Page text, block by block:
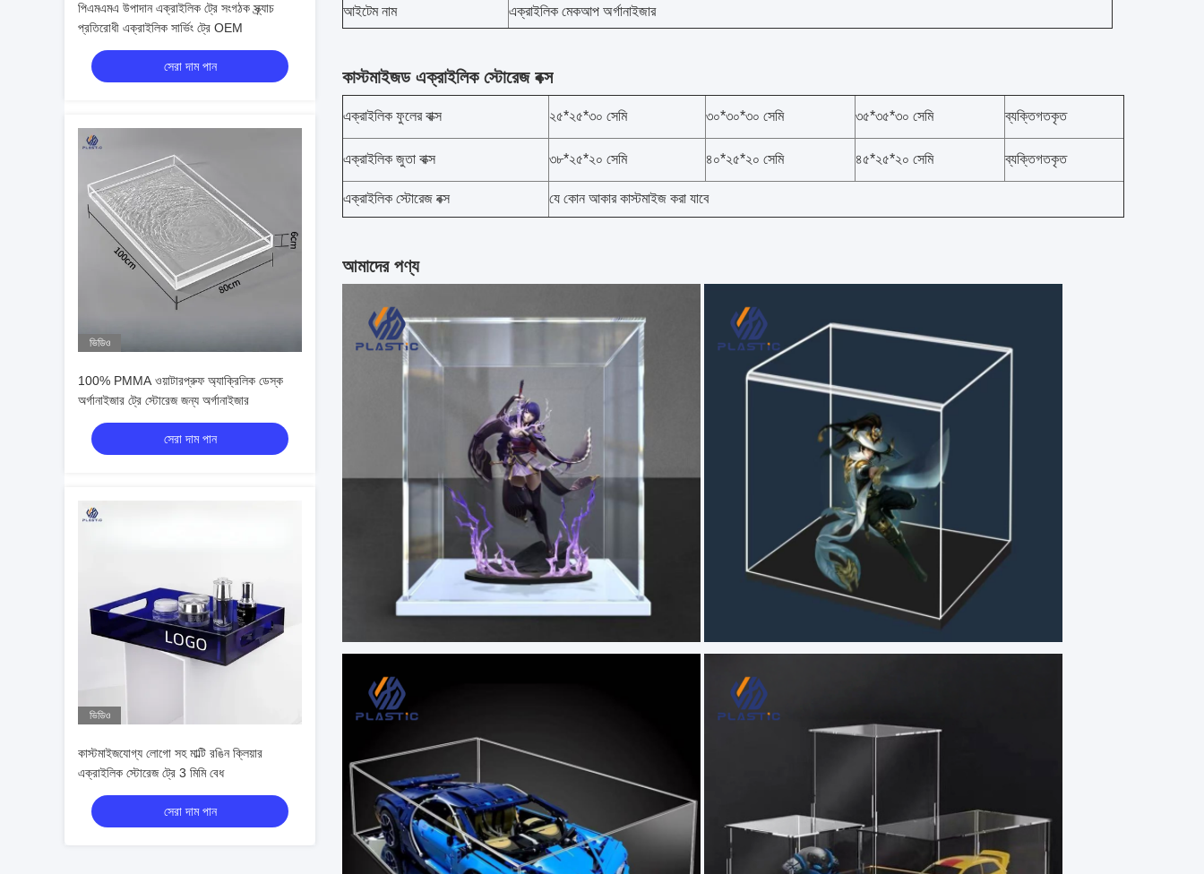
পিএমএমএ উপাদান এক্রাইলিক ট্রে সংগঠক স্ক্র্যাচ
প্রতিরোধী এক্রাইলিক সার্ভিং ট্রে OEM
সেরা দাম পান
ভিডিও
100% PMMA ওয়াটারপ্রুফ অ্যাক্রিলিক ডেস্ক
অর্গানাইজার ট্রে স্টোরেজ জন্য অর্গানাইজার
সেরা দাম পান
ভিডিও
কাস্টমাইজযোগ্য লোগো সহ মাল্টি রঙিন ক্লিয়ার
এক্রাইলিক স্টোরেজ ট্রে 3 মিমি বেধ
সেরা দাম পান
আইটেম নাম এক্রাইলিক মেকআপ অর্গানাইজার
কাস্টমাইজড এক্রাইলিক স্টোরেজ বক্স
এক্রাইলিক ফুলের বাক্স ২৫*২৫*৩০ সেমি ৩০*৩০*৩০ সেমি ৩৫*৩৫*৩০ সেমি ব্যক্তিগতকৃত
এক্রাইলিক জুতা বাক্স ৩৮*২৫*২০ সেমি ৪০*২৫*২০ সেমি ৪৫*২৫*২০ সেমি ব্যক্তিগতকৃত
এক্রাইলিক স্টোরেজ বক্স যে কোন আকার কাস্টমাইজ করা যাবে
আমাদের পণ্য